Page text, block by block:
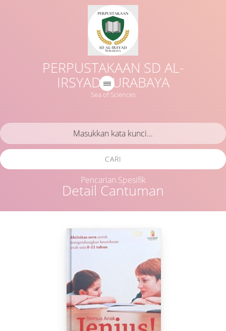
PERPUSTAKAAN SD AL-
IRSYAD SURABAYA
Sea of Sciences
Detail Cantuman
CARI
Pencarian Spesifik